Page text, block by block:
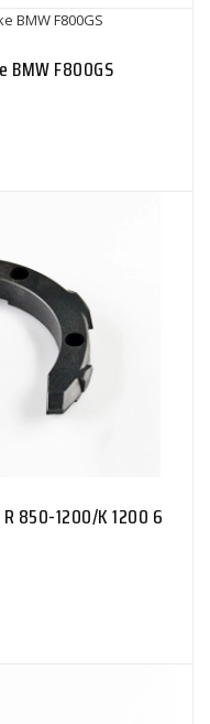
BMW F800GS
850-1200/K 1200 6